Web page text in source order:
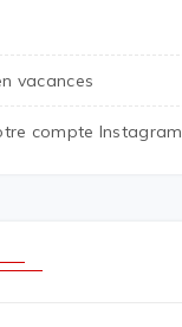
vacances
compte Instagram